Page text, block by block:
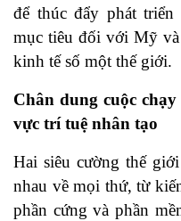
để thúc đẩy phát
mục tiêu đối với Mỹ
kinh tế số một thế giới.
Chân dung cuộc
vực trí tuệ nhân tạo
Hai siêu cường thế
nhau về mọi thứ, từ
phần cứng và phần